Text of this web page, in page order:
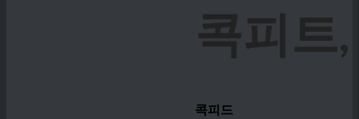
콕피트
콕피드